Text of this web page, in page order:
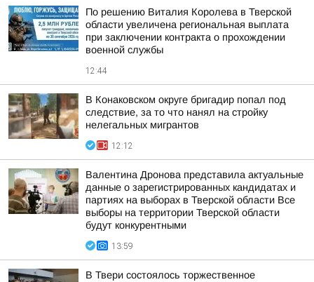
По решению Виталия Королева в Тверской
области увеличена региональная выплата
при заключении контракта о прохождении
военной службы
12:44
В Конаковском округе бригадир попал под
следствие, за то что нанял на стройку
нелегальных мигрантов
12:12
Валентина Дронова представила актуальные
данные о зарегистрированных кандидатах и
партиях на выборах в Тверской области Все
выборы на территории Тверской области
будут конкурентными
13:59
В Твери состоялось торжественное